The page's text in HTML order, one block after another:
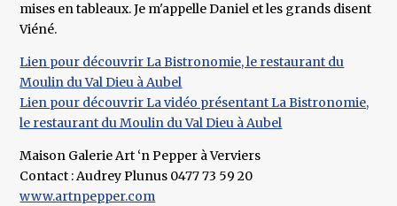
mises en tableaux. Je m'appelle Daniel et les grands disent
Viéné.
Lien pour découvrir La Bistronomie, le restaurant du
Moulin du Val Dieu à Aubel
Lien pour découvrir La vidéo présentant La Bistronomie,
le restaurant du Moulin du Val Dieu à Aubel
Maison Galerie Art ‘n Pepper à Verviers
Contact : Audrey Plunus 0477 73 59 20
www.artnpepper.com